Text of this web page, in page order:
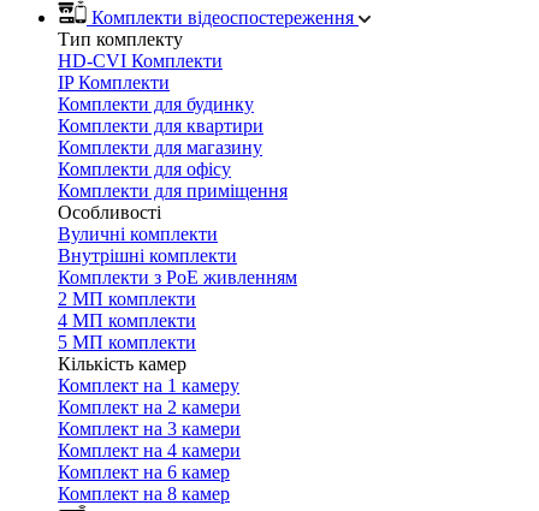
Комплекти відеоспостереження
Тип комплекту
HD-CVI Комплекти
IP Комплекти
Комплекти для будинку
Комплекти для квартири
Комплекти для магазину
Комплекти для офісу
Комплекти для приміщення
Особливості
Вуличні комплекти
Внутрішні комплекти
Комплекти з PoE живленням
2 МП комплекти
4 МП комплекти
5 МП комплекти
Кількість камер
Комплект на 1 камеру
Комплект на 2 камери
Комплект на 3 камери
Комплект на 4 камери
Комплект на 6 камер
Комплект на 8 камер